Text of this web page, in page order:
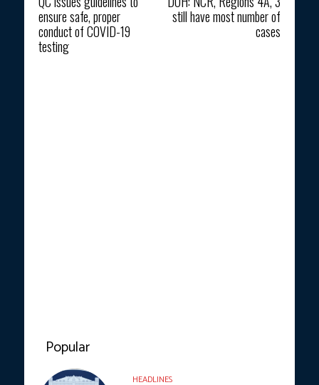
ensure safe, proper
conduct of COVID-19
testing
still have most number of
cases
Popular
HEADLINES